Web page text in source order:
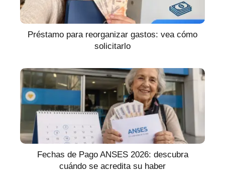
Préstamo para reorganizar gastos: vea cómo
solicitarlo
Fechas de Pago ANSES 2026: descubra
cuándo se acredita su haber